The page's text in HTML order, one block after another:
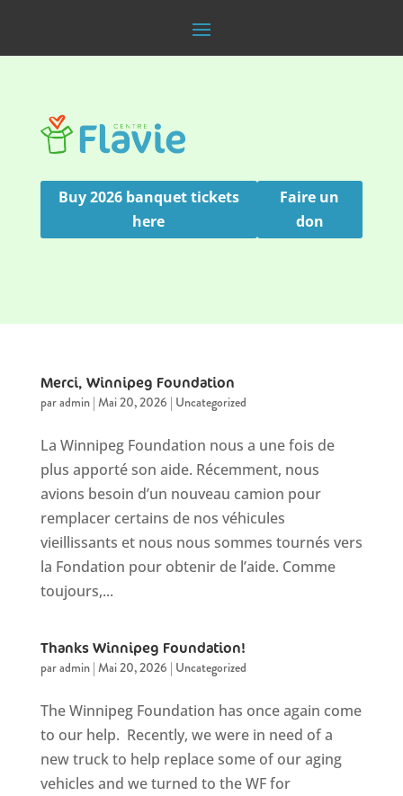
Buy 2026 banquet tickets
here
Faire un
don
Merci, Winnipeg Foundation
paradmin| Mai 20, 2026 | Uncategorized
La Winnipeg Foundation nous a une fois de
plus apporté son aide. Récemment, nous
avions besoin d’un nouveau camion pour
remplacer certains de nos véhicules
vieillissants et nous nous sommes tournés vers
la Fondation pour obtenir de l’aide. Comme
toujours,...
Thanks Winnipeg Foundation!
paradmin| Mai 20, 2026 | Uncategorized
The Winnipeg Foundation has once again come
to our help. Recently, we were in need of a
new truck to help replace some of our aging
vehicles and we turned to the WF for